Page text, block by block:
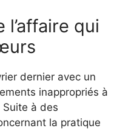
qui
dernier avec un
inappropriés à
Suite à des
la pratique